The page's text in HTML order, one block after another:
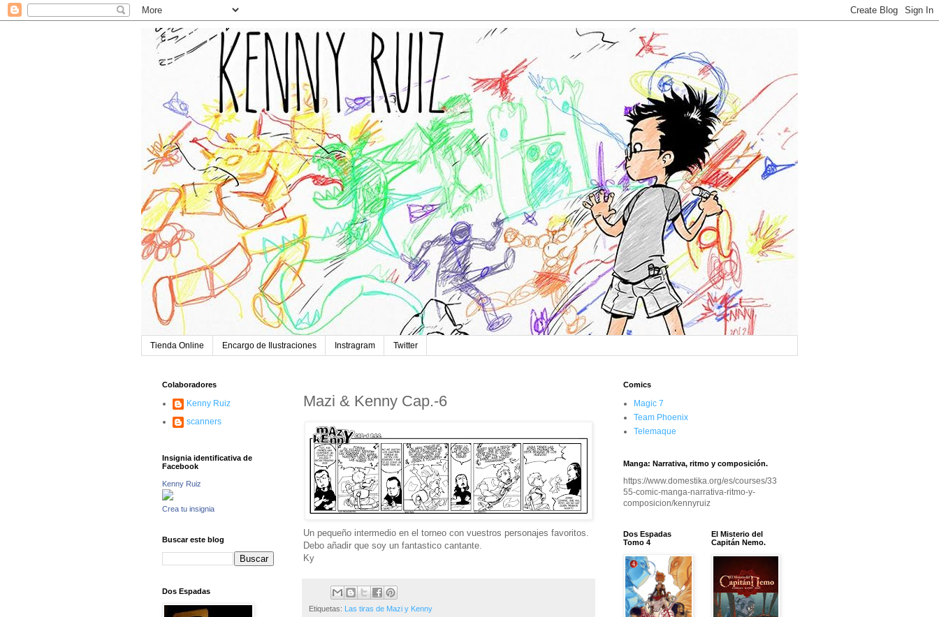
Tienda Online Encargo de Ilustraciones Instragram Twitter
Mazi & Kenny Cap.-6
Un pequeño intermedio en el torneo con vuestros personajes favoritos.
Debo añadir que soy un fantastico cantante.
Ky
Etiquetas: Las tiras de Mazi y Kenny
Colaboradores
Kenny Ruiz
scanners
Insignia identificativa de
Facebook
Kenny Ruiz
Crea tu insignia
Buscar este blog
Dos Espadas
Comics
Magic 7
Team Phoenix
Telemaque
Manga: Narrativa, ritmo y composición.
https://www.domestika.org/es/courses/33
55-comic-manga-narrativa-ritmo-y-
composicion/kennyruiz
Dos Espadas
Tomo 4
El Misterio del
Capitán Nemo.